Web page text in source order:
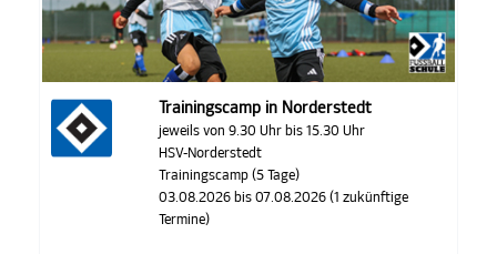
Trainingscamp in Norderstedt
jeweils von 9.30 Uhr bis 15.30 Uhr
HSV-Norderstedt
Trainingscamp (5 Tage)
03.08.2026 bis 07.08.2026 (1 zukünftige
Termine)